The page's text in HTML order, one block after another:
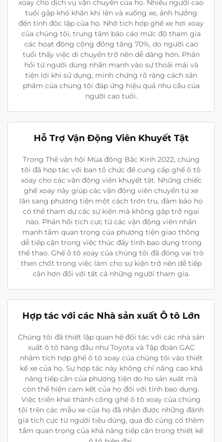
xoay cho dịch vụ vận chuyển của họ. Nhiều người cao
tuổi gặp khó khăn khi lên và xuống xe, ảnh hưởng
đến tính độc lập của họ. Nhờ tích hợp ghế xe hơi xoay
của chúng tôi, trung tâm báo cáo mức độ tham gia
các hoạt động cộng đồng tăng 70%, do người cao
tuổi thấy việc di chuyển trở nên dễ dàng hơn. Phản
hồi từ người dùng nhấn mạnh vào sự thoải mái và
tiện lợi khi sử dụng, minh chứng rõ ràng cách sản
phẩm của chúng tôi đáp ứng hiệu quả nhu cầu của
người cao tuổi.
Hỗ Trợ Vận Động Viên Khuyết Tật
Trong Thế vận hội Mùa đông Bắc Kinh 2022, chúng
tôi đã hợp tác với ban tổ chức để cung cấp ghế ô tô
xoay cho các vận động viên khuyết tật. Những chiếc
ghế xoay này giúp các vận động viên chuyển từ xe
lăn sang phương tiện một cách trơn tru, đảm bảo họ
có thể tham dự các sự kiện mà không gặp trở ngại
nào. Phản hồi tích cực từ các vận động viên nhấn
mạnh tầm quan trọng của phương tiện giao thông
dễ tiếp cận trong việc thúc đẩy tính bao dung trong
thể thao. Ghế ô tô xoay của chúng tôi đã đóng vai trò
then chốt trong việc làm cho sự kiện trở nên dễ tiếp
cận hơn đối với tất cả những người tham gia.
Hợp tác với các Nhà sản xuất Ô tô Lớn
Chúng tôi đã thiết lập quan hệ đối tác với các nhà sản
xuất ô tô hàng đầu như Toyota và Tập đoàn GAC
nhằm tích hợp ghế ô tô xoay của chúng tôi vào thiết
kế xe của họ. Sự hợp tác này không chỉ nâng cao khả
năng tiếp cận của phương tiện do họ sản xuất mà
còn thể hiện cam kết của họ đối với tính bao dung.
Việc triển khai thành công ghế ô tô xoay của chúng
tôi trên các mẫu xe của họ đã nhận được những đánh
giá tích cực từ người tiêu dùng, qua đó củng cố thêm
tầm quan trọng của khả năng tiếp cận trong thiết kế